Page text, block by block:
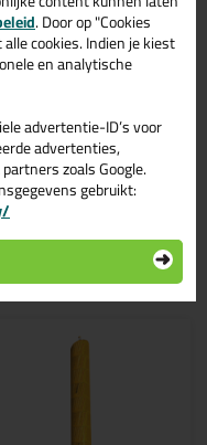
en veelzijdige kit
je een bijpassende
Bestel de
nog! Op
in huis.
kenmerken van dit
. Door op "Cookies
cookies. Indien je kiest
en analytische
advertentie-ID’s voor
advertenties,
zoals Google.
gebruikt: